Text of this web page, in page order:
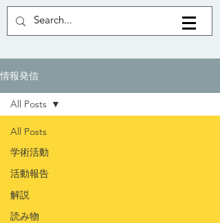
情報発信
All Posts
学術活動
活動報告
解説
読み物
All Posts